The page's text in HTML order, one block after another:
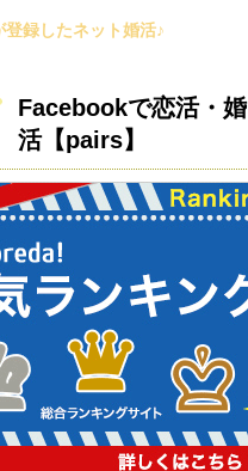
登録したネット婚活♪
Facebookで恋活・婚
活【pairs】